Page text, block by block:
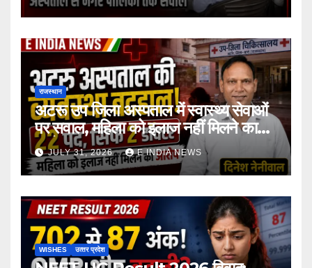
राजस्थान
अटरू उप जिला अस्पताल में स्वास्थ्य सेवाओं
पर सवाल, महिला को इलाज नहीं मिलने का
आरोप
JULY 31, 2026 E INDIA NEWS
WISHES उत्‍तर प्रदेश